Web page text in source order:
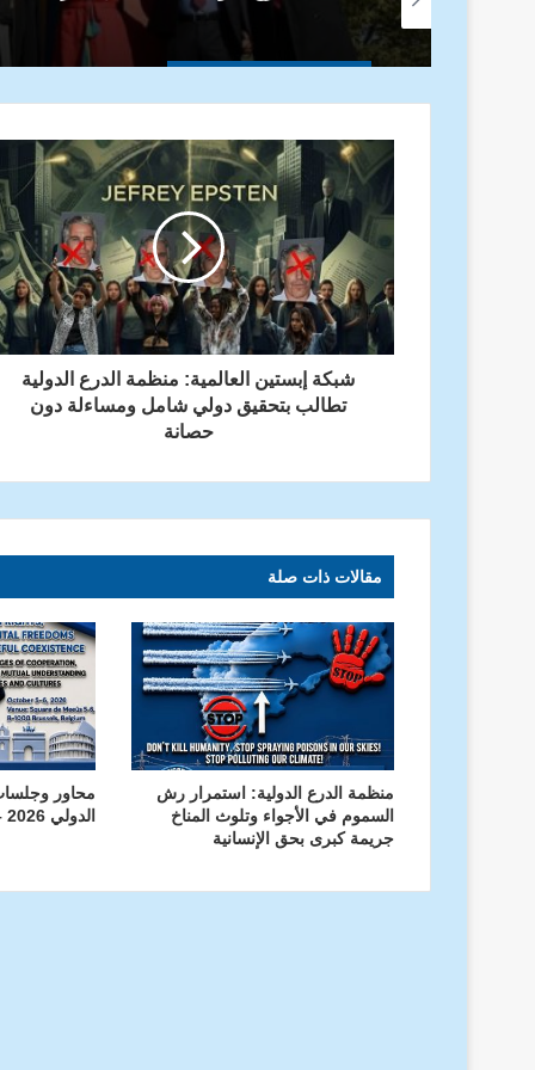
شبكة إبستين العالمية: منظمة الدرع الدولية
تطالب بتحقيق دولي شامل ومساءلة دون
حصانة
مقالات ذات صلة
منظمة الدرع الدولية: استمرار رش
السموم في الأجواء وتلوث المناخ
جريمة كبرى بحق الإنسانية
محاور
الدولي 2026 – منظمة الدرع الدولية